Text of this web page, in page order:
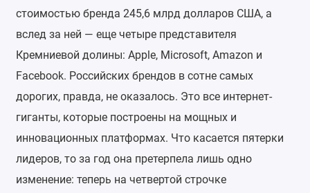
стоимостью бренда 245,6 млрд долларов США, а
вслед за ней — еще четыре представителя
Кремниевой долины: Apple, Microsoft, Amazon и
Facebook. Российских брендов в сотне самых
дорогих, правда, не оказалось. Это все интернет-
гиганты, которые построены на мощных и
инновационных платформах. Что касается пятерки
лидеров, то за год она претерпела лишь одно
изменение: теперь на четвертой строчке